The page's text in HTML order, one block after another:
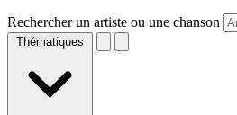
Rechercher un artiste ou une chanson
Thématiques